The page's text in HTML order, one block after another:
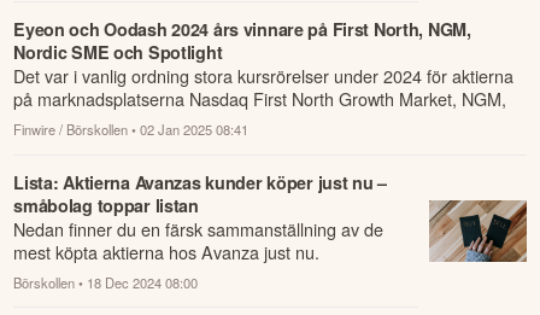
Eyeon och Oodash 2024 års vinnare på First North, NGM,
Nordic SME och Spotlight
Det var i vanlig ordning stora kursrörelser under 2024 för aktierna
på marknadsplatserna Nasdaq First North Growth Market, NGM,
Nordic SME o...
Finwire / Börskollen • 02 Jan 2025 08:41
Lista: Aktierna Avanzas kunder köper just nu –
småbolag toppar listan
Nedan finner du en färsk sammanställning av de
mest köpta aktierna hos Avanza just nu.
Börskollen • 18 Dec 2024 08:00